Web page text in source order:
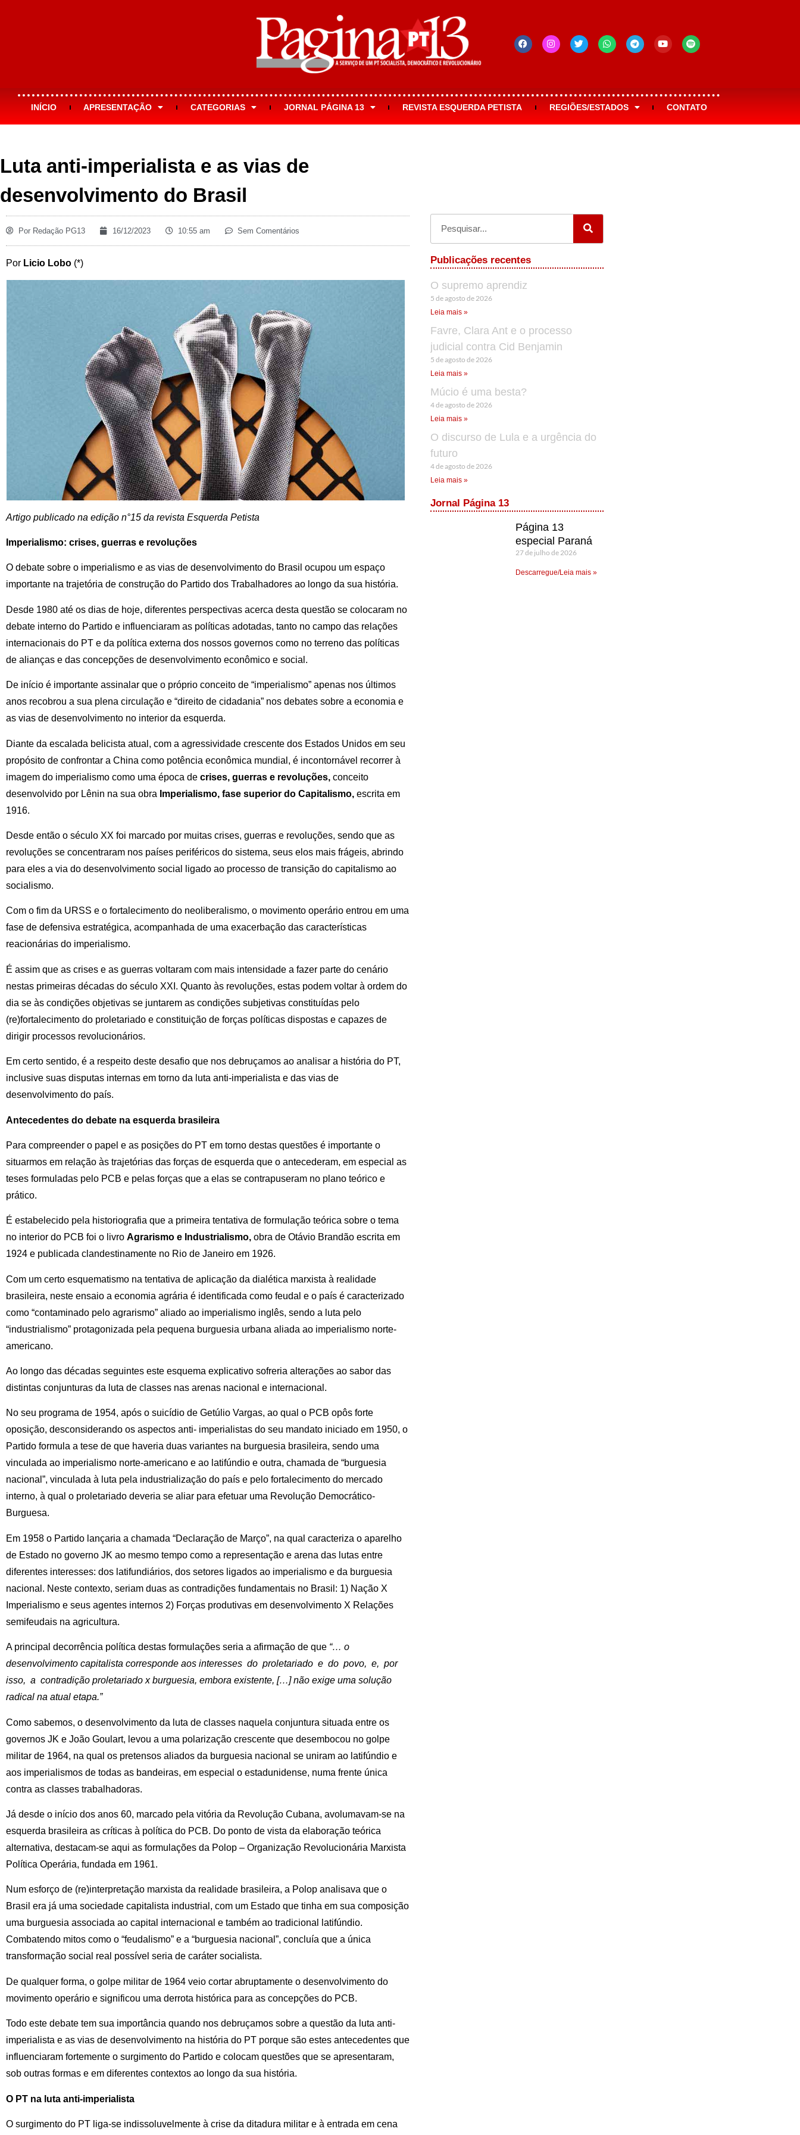
INÍCIO APRESENTAÇÃO CATEGORIAS JORNAL PÁGINA 13 REVISTA ESQUERDA PETISTA REGIÕES/ESTADOS CONTATO
Luta anti-imperialista e as vias de
desenvolvimento do Brasil
Por Redação PG13 16/12/2023 10:55 am Sem Comentários
Por Licio Lobo (*)
Artigo publicado na edição n°15 da revista Esquerda Petista
Imperialismo: crises, guerras e revoluções
O debate sobre o imperialismo e as vias de desenvolvimento do Brasil ocupou um espaço
importante na trajetória de construção do Partido dos Trabalhadores ao longo da sua história.
Desde 1980 até os dias de hoje, diferentes perspectivas acerca desta questão se colocaram no
debate interno do Partido e influenciaram as políticas adotadas, tanto no campo das relações
internacionais do PT e da política externa dos nossos governos como no terreno das políticas
de alianças e das concepções de desenvolvimento econômico e social.
De início é importante assinalar que o próprio conceito de “imperialismo” apenas nos últimos
anos recobrou a sua plena circulação e “direito de cidadania” nos debates sobre a economia e
as vias de desenvolvimento no interior da esquerda.
Diante da escalada belicista atual, com a agressividade crescente dos Estados Unidos em seu
propósito de confrontar a China como potência econômica mundial, é incontornável recorrer à
imagem do imperialismo como uma época de crises, guerras e revoluções, conceito
desenvolvido por Lênin na sua obra Imperialismo, fase superior do Capitalismo, escrita em
1916.
Desde então o século XX foi marcado por muitas crises, guerras e revoluções, sendo que as
revoluções se concentraram nos países periféricos do sistema, seus elos mais frágeis, abrindo
para eles a via do desenvolvimento social ligado ao processo de transição do capitalismo ao
socialismo.
Com o fim da URSS e o fortalecimento do neoliberalismo, o movimento operário entrou em uma
fase de defensiva estratégica, acompanhada de uma exacerbação das características
reacionárias do imperialismo.
É assim que as crises e as guerras voltaram com mais intensidade a fazer parte do cenário
nestas primeiras décadas do século XXI. Quanto às revoluções, estas podem voltar à ordem do
dia se às condições objetivas se juntarem as condições subjetivas constituídas pelo
(re)fortalecimento do proletariado e constituição de forças políticas dispostas e capazes de
dirigir processos revolucionários.
Em certo sentido, é a respeito deste desafio que nos debruçamos ao analisar a história do PT,
inclusive suas disputas internas em torno da luta anti-imperialista e das vias de
desenvolvimento do país.
Antecedentes do debate na esquerda brasileira
Para compreender o papel e as posições do PT em torno destas questões é importante o
situarmos em relação às trajetórias das forças de esquerda que o antecederam, em especial as
teses formuladas pelo PCB e pelas forças que a elas se contrapuseram no plano teórico e
prático.
É estabelecido pela historiografia que a primeira tentativa de formulação teórica sobre o tema
no interior do PCB foi o livro Agrarismo e Industrialismo, obra de Otávio Brandão escrita em
1924 e publicada clandestinamente no Rio de Janeiro em 1926.
Com um certo esquematismo na tentativa de aplicação da dialética marxista à realidade
brasileira, neste ensaio a economia agrária é identificada como feudal e o país é caracterizado
como “contaminado pelo agrarismo” aliado ao imperialismo inglês, sendo a luta pelo
“industrialismo” protagonizada pela pequena burguesia urbana aliada ao imperialismo norte-
americano.
Ao longo das décadas seguintes este esquema explicativo sofreria alterações ao sabor das
distintas conjunturas da luta de classes nas arenas nacional e internacional.
No seu programa de 1954, após o suicídio de Getúlio Vargas, ao qual o PCB opôs forte
oposição, desconsiderando os aspectos anti- imperialistas do seu mandato iniciado em 1950, o
Partido formula a tese de que haveria duas variantes na burguesia brasileira, sendo uma
vinculada ao imperialismo norte-americano e ao latifúndio e outra, chamada de “burguesia
nacional”, vinculada à luta pela industrialização do país e pelo fortalecimento do mercado
interno, à qual o proletariado deveria se aliar para efetuar uma Revolução Democrático-
Burguesa.
Em 1958 o Partido lançaria a chamada “Declaração de Março”, na qual caracteriza o aparelho
de Estado no governo JK ao mesmo tempo como a representação e arena das lutas entre
diferentes interesses: dos latifundiários, dos setores ligados ao imperialismo e da burguesia
nacional. Neste contexto, seriam duas as contradições fundamentais no Brasil: 1) Nação X
Imperialismo e seus agentes internos 2) Forças produtivas em desenvolvimento X Relações
semifeudais na agricultura.
A principal decorrência política destas formulações seria a afirmação de que “… o
desenvolvimento capitalista corresponde aos interesses do proletariado e do povo, e, por
isso, a contradição proletariado x burguesia, embora existente, […] não exige uma solução
radical na atual etapa.”
Como sabemos, o desenvolvimento da luta de classes naquela conjuntura situada entre os
governos JK e João Goulart, levou a uma polarização crescente que desembocou no golpe
militar de 1964, na qual os pretensos aliados da burguesia nacional se uniram ao latifúndio e
aos imperialismos de todas as bandeiras, em especial o estadunidense, numa frente única
contra as classes trabalhadoras.
Já desde o início dos anos 60, marcado pela vitória da Revolução Cubana, avolumavam-se na
esquerda brasileira as críticas à política do PCB. Do ponto de vista da elaboração teórica
alternativa, destacam-se aqui as formulações da Polop – Organização Revolucionária Marxista
Política Operária, fundada em 1961.
Num esforço de (re)interpretação marxista da realidade brasileira, a Polop analisava que o
Brasil era já uma sociedade capitalista industrial, com um Estado que tinha em sua composição
uma burguesia associada ao capital internacional e também ao tradicional latifúndio.
Combatendo mitos como o “feudalismo” e a “burguesia nacional”, concluía que a única
transformação social real possível seria de caráter socialista.
De qualquer forma, o golpe militar de 1964 veio cortar abruptamente o desenvolvimento do
movimento operário e significou uma derrota histórica para as concepções do PCB.
Todo este debate tem sua importância quando nos debruçamos sobre a questão da luta anti-
imperialista e as vias de desenvolvimento na história do PT porque são estes antecedentes que
influenciaram fortemente o surgimento do Partido e colocam questões que se apresentaram,
sob outras formas e em diferentes contextos ao longo da sua história.
O PT na luta anti-imperialista
O surgimento do PT liga-se indissoluvelmente à crise da ditadura militar e à entrada em cena
Publicações recentes
O supremo aprendiz
5 de agosto de 2026
Leia mais »
Favre, Clara Ant e o processo
judicial contra Cid Benjamin
5 de agosto de 2026
Leia mais »
Múcio é uma besta?
4 de agosto de 2026
Leia mais »
O discurso de Lula e a urgência do
futuro
4 de agosto de 2026
Leia mais »
Jornal Página 13
Página 13
especial Paraná
27 de julho de 2026
Descarregue/Leia mais »